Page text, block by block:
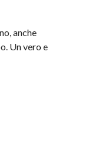
anche
Un vero e